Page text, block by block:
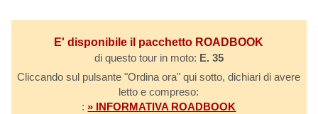
E' disponibile il pacchetto ROADBOOK
di questo tour in moto: E. 35
Cliccando sul pulsante "Ordina ora" qui sotto, dichiari di avere
letto e compreso:
:» INFORMATIVA ROADBOOK